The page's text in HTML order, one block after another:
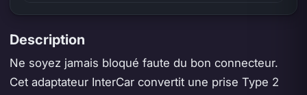
Description
Ne soyez jamais bloqué faute du bon connecteur.
Cet adaptateur InterCar convertit une prise Type 2